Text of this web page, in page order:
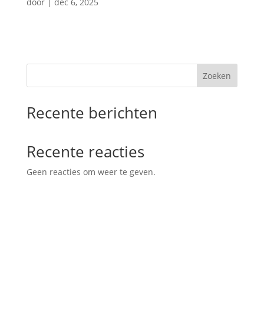
Zoeken
Recente berichten
Recente reacties
Geen reacties om weer te geven.